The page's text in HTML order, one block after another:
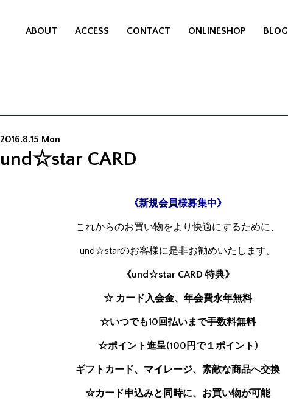
ABOUT ACCESS CONTACT ONLINESHOP BLOG
2016.8.15 Mon
und☆star CARD
《新規会員様募集中》
これからのお買い物をより快適にするために、
und☆starのお客様に是非お勧めいたします。
《und☆star CARD 特典》
☆ カード入会金、年会費永年無料
☆いつでも10回払いまで手数料無料
☆ポイント進呈(100円で１ポイント)
ギフトカード、マイレージ、素敵な商品へ交換
☆カード申込みと同時に、お買い物が可能